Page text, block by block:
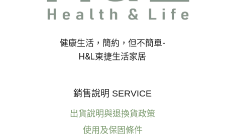
健康生活，簡約，但不簡單-
H&L東捷生活家居
銷售說明 SERVICE
出貨說明與退換貨政策
使用及保固條件